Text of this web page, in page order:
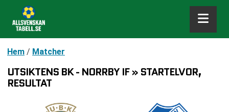
Hem / Matcher
UTSIKTENS BK - NORRBY IF » STARTELVOR,
RESULTAT